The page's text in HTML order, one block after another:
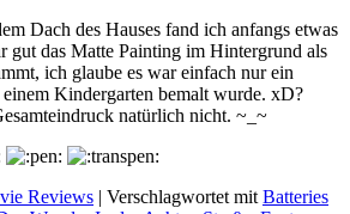
Dach des Hauses fand ich anfangs etwas
gut das Matte Painting im Hintergrund als
ich glaube es war einfach nur ein
Kindergarten bemalt wurde. xD?
natürlich nicht. ~_~
Reviews | Verschlagwortet mit Batteries